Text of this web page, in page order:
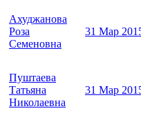
Ахуджанова
Роза
Семеновна
31 Мар
Пуштаева
Татьяна
Николаевна
31 Мар